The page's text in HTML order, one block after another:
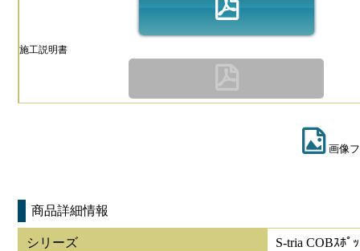
施工説明書
画像
商品詳細情報
シリーズ S-tria COBｽﾎﾟ